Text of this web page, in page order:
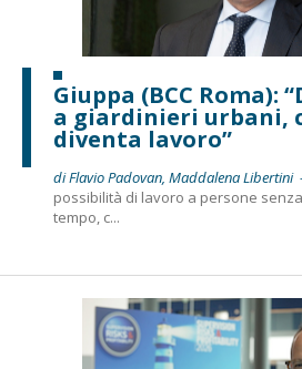
Giuppa (BCC Roma):
a giardinieri urbani,
diventa lavoro”
di Flavio Padovan, Maddalena Libertini
possibilità di lavoro a persone
tempo, c...